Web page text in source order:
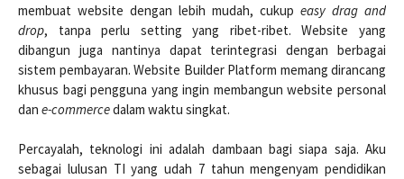
membuat website dengan lebih mudah, cukup easy drag and
drop, tanpa perlu setting yang ribet-ribet. Website yang
dibangun juga nantinya dapat terintegrasi dengan berbagai
sistem pembayaran. Website Builder Platform memang dirancang
khusus bagi pengguna yang ingin membangun website personal
dan e-commercedalam waktu singkat.
Percayalah, teknologi ini adalah dambaan bagi siapa saja. Aku
sebagai lulusan TI yang udah 7 tahun mengenyam pendidikan